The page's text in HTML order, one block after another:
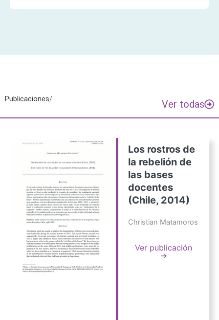
Publicaciones/ Ver todas
Los rostros de
la rebelión de
las bases
docentes
(Chile, 2014)
Christian Matamoros
Ver publicación
→